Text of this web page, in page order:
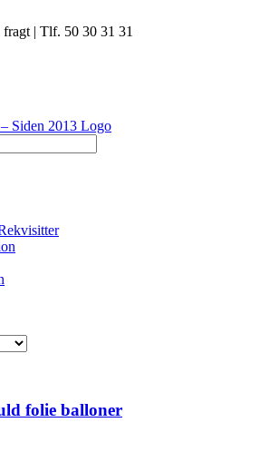
| Tlf. 50 30 31 31
folie balloner